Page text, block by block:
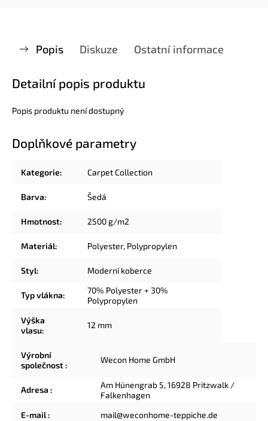
Popis Diskuze Ostatní informace
Detailní popis produktu
Popis produktu není dostupný
Doplňkové parametry
Kategorie: Carpet Collection
Barva: Šedá
Hmotnost: 2500 g/m2
Materiál: Polyester, Polypropylen
Styl: Moderní koberce
Typ vlákna:
70% Polyester + 30%
Polypropylen
Výška
vlasu:
12 mm
Výrobní
společnost:
Wecon Home GmbH
Adresa :
Am Hünengrab 5, 16928 Pritzwalk /
Falkenhagen
E-mail: mail@weconhome-teppiche.de